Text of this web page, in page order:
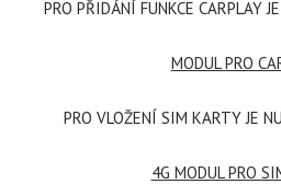
PRO PŘIDÁNÍ FUNKCE CARPLAY
MODUL PRO
PRO VLOŽENÍ SIM KARTY JE
4G MODUL PRO